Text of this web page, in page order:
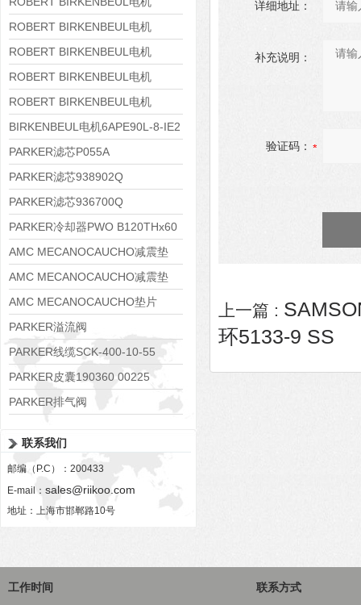
8APE160L-4-IE3
ROBERT BIRKENBEUL电机
8APE112M-6K-IE3
ROBERT BIRKENBEUL电机
8APE100L-2 IE3
ROBERT BIRKENBEUL电机
8APE90S-4 IE3
ROBERT BIRKENBEUL电机
8APE80M-2K-IE3
BIRKENBEUL电机6APE90L-8-IE2
PARKER滤芯P055A
PARKER滤芯938902Q
PARKER滤芯936700Q
PARKER冷却器PWO B120THx60
AMC MECANOCAUCHO减震垫
138552
AMC MECANOCAUCHO减震垫
138551
AMC MECANOCAUCHO垫片
608074
PARKER溢流阀
RE06M35W2N1KWXG087
PARKER线缆SCK-400-10-55
PARKER皮囊190360 00225
PARKER排气阀
联系我们
邮编（P.C）：200433
E-mail： sales@riikoo.com
地址：上海市邯郸路10号
详细地址：
补充说明：
验证码：
上一篇 :
环5133-9 SS
工作时间 联系方式